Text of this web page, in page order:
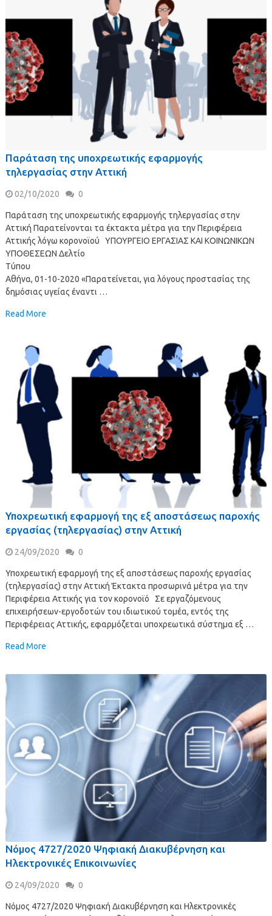
Παράταση της υποχρεωτικής εφαρμογής
τηλεργασίας στην Αττική
02/10/2020 0
Παράταση της υποχρεωτικής εφαρμογής τηλεργασίας στην
Αττική Παρατείνονται τα έκτακτα μέτρα για την Περιφέρεια
Αττικής λόγω κορονοϊού ΥΠΟΥΡΓΕΙΟ EΡΓΑΣΙΑΣ ΚΑΙ ΚΟΙΝΩΝΙΚΩΝ
ΥΠΟΘΕΣΕΩΝ Δελτίο
Τύπου
Αθήνα, 01-10-2020 «Παρατείνεται, για λόγους προστασίας της
δημόσιας υγείας έναντι …
Read More
Υποχρεωτική εφαρμογή της εξ αποστάσεως παροχής
εργασίας (τηλεργασίας) στην Αττική
24/09/2020 0
Υποχρεωτική εφαρμογή της εξ αποστάσεως παροχής εργασίας
(τηλεργασίας) στην Αττική Έκτακτα προσωρινά μέτρα για την
Περιφέρεια Αττικής για τον κορονοϊό Σε εργαζόμενους
επιχειρήσεων-εργοδοτών του ιδιωτικού τομέα, εντός της
Περιφέρειας Αττικής, εφαρμόζεται υποχρεωτικά σύστημα εξ …
Read More
Νόμος 4727/2020 Ψηφιακή Διακυβέρνηση και
Ηλεκτρονικές Επικοινωνίες
24/09/2020 0
Νόμος 4727/2020 Ψηφιακή Διακυβέρνηση και Ηλεκτρονικές